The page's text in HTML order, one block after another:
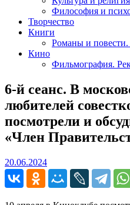
Философия и
Творчество
Книги
Романы и повести.
Кино
Фильмография.
6-й сеанс. В
любителей
посмотрели и
«Член
20.06.202420.06.2024